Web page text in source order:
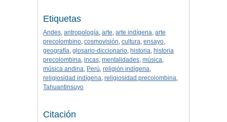
Etiquetas
Andes, antropología, arte, arte indígena, arte
precolombino, cosmovisión, cultura, ensayo,
geografía, glosario-diccionario, historia, historia
precolombina, incas, mentalidades, música,
música andina, Perú, religión indígena,
religiosidad indígena, religiosidad precolombina,
Tahuantinsuyo
Citación